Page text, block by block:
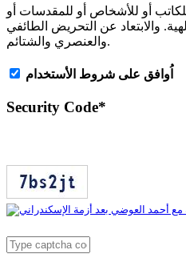
أو للأشخاص أو للمقدسات أو
والابتعاد عن التحريض الطائفي
والعنصري والشتائم.
اُوافق على شروط الأستخدام
Security Code*